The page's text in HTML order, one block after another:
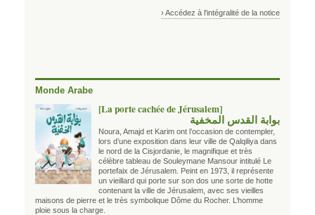
› Accédez à l'intégralité de la notice
Monde Arabe
[La porte cachée de Jérusalem]
بوابة القدس المخفية
Noura, Amajd et Karim ont l’occasion de contempler,
lors d’une exposition dans leur ville de Qalqiliya dans
le nord de la Cisjordanie, le magnifique et très
célèbre tableau de Souleymane Mansour intitulé Le
portefaix de Jérusalem. Peint en 1973, il représente
un vieillard qui porte sur son dos une sorte de hotte
contenant la ville de Jérusalem, avec ses vieilles
maisons de pierre et le très symbolique Dôme du Rocher. L’homme
ploie sous la charge.